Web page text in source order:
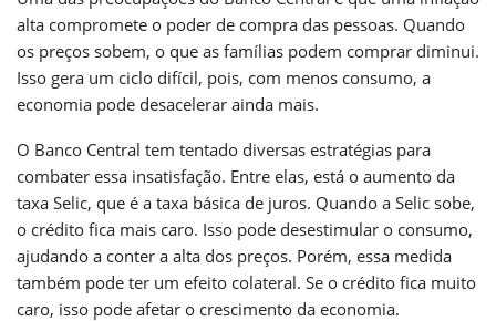
alta compromete o poder de compra das pessoas. Quando
os preços sobem, o que as famílias podem comprar diminui.
Isso gera um ciclo difícil, pois, com menos consumo, a
economia pode desacelerar ainda mais.
O Banco Central tem tentado diversas estratégias para
combater essa insatisfação. Entre elas, está o aumento da
taxa Selic, que é a taxa básica de juros. Quando a Selic sobe,
o crédito fica mais caro. Isso pode desestimular o consumo,
ajudando a conter a alta dos preços. Porém, essa medida
também pode ter um efeito colateral. Se o crédito fica muito
caro, isso pode afetar o crescimento da economia.